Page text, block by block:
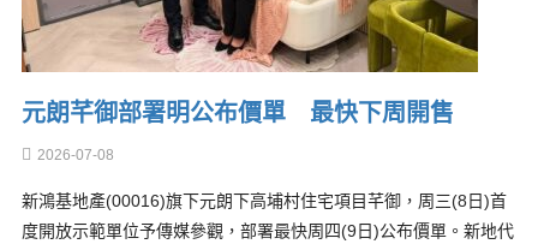
元朗芊御部署明公布價單 最快下周開售
2026-07-08
新鴻基地產(00016)旗下元朗下高埔村住宅項目芊御，周三(8日)首
度開放示範單位予傳媒參觀，部署最快周四(9日)公布價單。新地代